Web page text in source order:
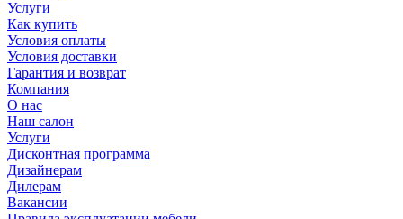
Услуги
Как купить
Условия оплаты
Условия доставки
Гарантия и возврат
Компания
О нас
Наш салон
Услуги
Дисконтная программа
Дизайнерам
Дилерам
Вакансии